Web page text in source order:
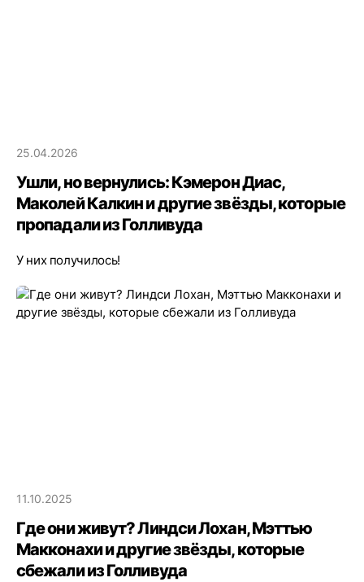
25.04.2026
Ушли, но вернулись: Кэмерон Диас,
Маколей Калкин и другие звёзды, которые
пропадали из Голливуда
У них получилось!
11.10.2025
Где они живут? Линдси Лохан, Мэттью
Макконахи и другие звёзды, которые
сбежали из Голливуда